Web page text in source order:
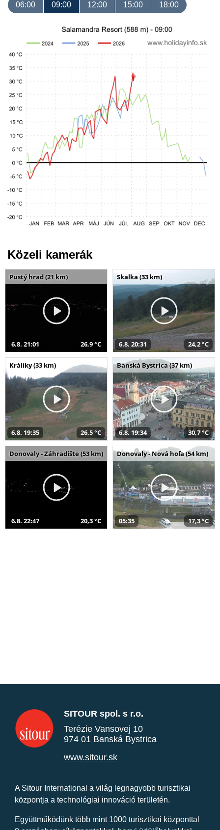
06:00 09:00 12:00 15:00 18:00
Közeli kamerák
Pustý hrad (21 km)
6.8. 21:01 26,9 °C
Skalka (33 km)
6.8. 20:31 24,2 °C
Králiky (33 km)
6.8. 19:35 26,5 °C
Banská Bystrica (37 km)
6.8. 19:34 30,7 °C
Donovaly - Záhradište (53 km)
6.8. 22:47 20,3 °C
Donovaly - Nová hoľa (54 km)
05:35 17,3 °C
SITOUR spol. s r.o.
Terézie Vansovej 10
974 01 Banská Bystrica
www.sitour.sk
A Sitour International a világ legnagyobb turisztikai
központja a technológiai innováció területén.
Együttműködünk több mint 1000 turisztikai központtal